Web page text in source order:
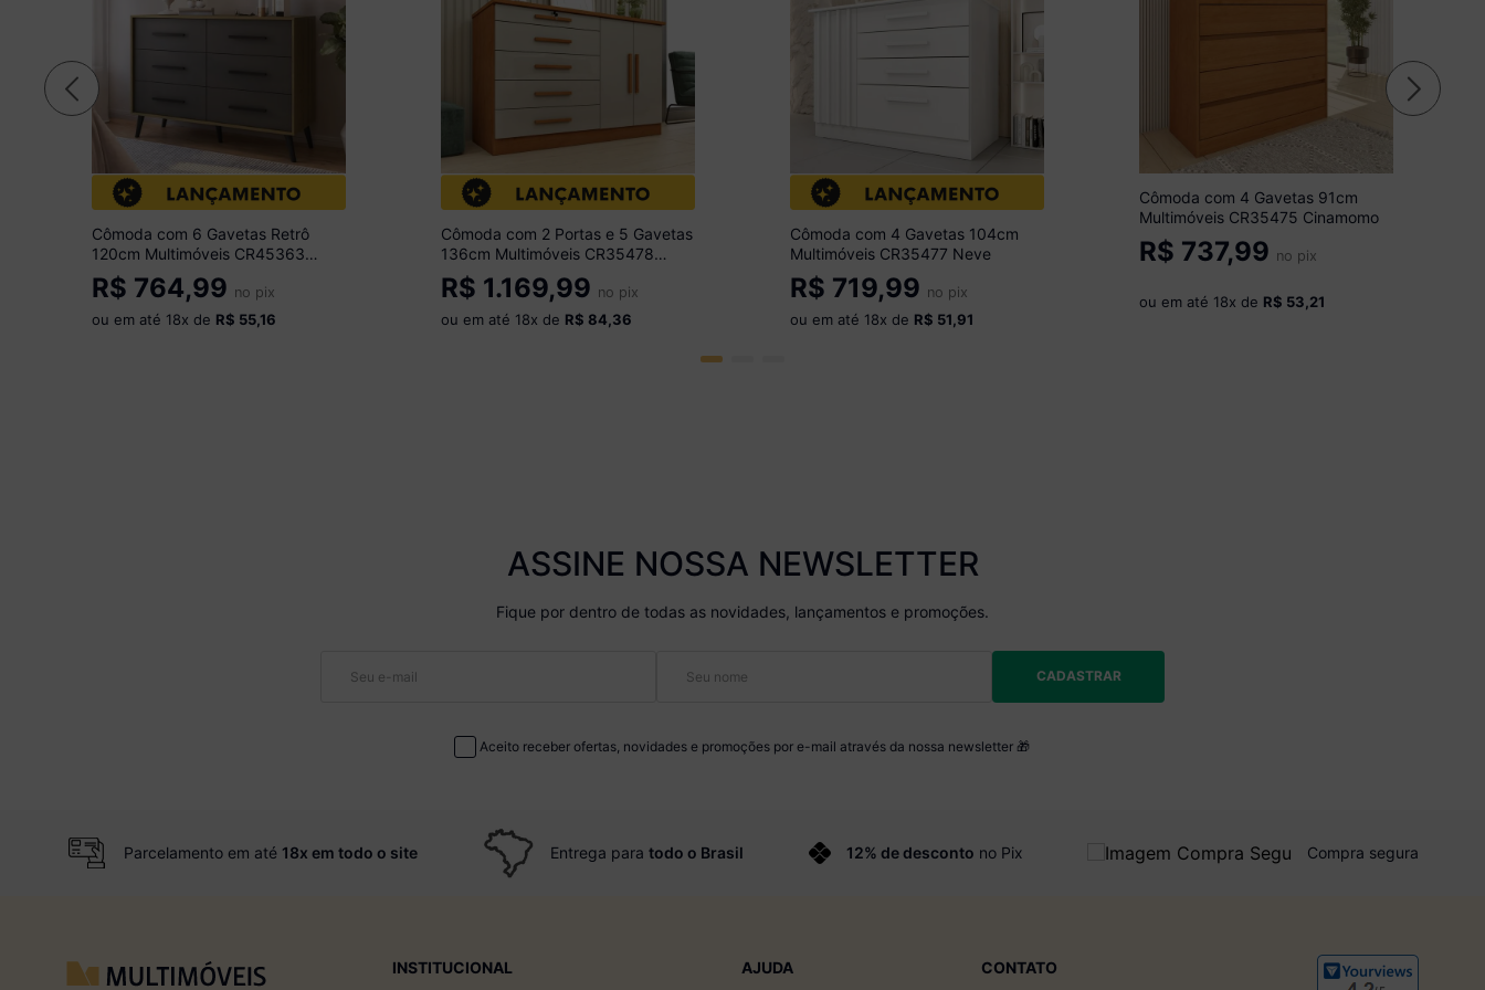
Cômoda com 6 Gavetas Retrô
120cm Multimóveis CR45363
Mel/Grafite
R$ 764,99 no pix
ou em até 18x de R$ 55,16
Cômoda com 2 Portas e 5 Gavetas
136cm Multimóveis CR35478
Cinamomo/Off White
R$ 1.169,99 no pix
ou em até 18x de R$ 84,36
Cômoda com 4 Gavetas 104cm
Multimóveis CR35477 Neve
R$ 719,99 no pix
ou em até 18x de R$ 51,91
Cômoda com 4 Gavetas 91cm
Multimóveis CR35475 Cinamomo
R$ 737,99 no pix
ou em até 18x de R$ 53,21
ASSINE NOSSA NEWSLETTER
Fique por dentro de todas as novidades, lançamentos e promoções.
CADASTRAR
Aceito receber ofertas, novidades e promoções por e-mail através da nossa newsletter 🎁
Parcelamento em até 18x em todo o site Entrega paratodo o Brasil 12% de desconto no Pix Compra segura
INSTITUCIONAL AJUDA CONTATO